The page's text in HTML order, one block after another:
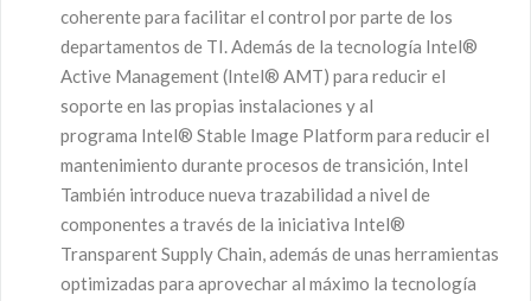
coherente para facilitar el control por parte de los
departamentos de TI. Además de la tecnología Intel®
Active Management (Intel® AMT) para reducir el
soporte en las propias instalaciones y al
programa Intel® Stable Image Platform para reducir el
mantenimiento durante procesos de transición, Intel
También introduce nueva trazabilidad a nivel de
componentes a través de la iniciativa Intel®
Transparent Supply Chain, además de unas herramientas
optimizadas para aprovechar al máximo la tecnología